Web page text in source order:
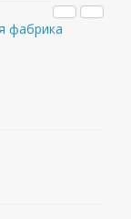
фабрика